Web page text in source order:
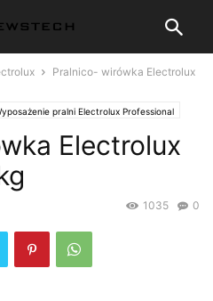
Pralnico- wirówka Electrolux
pralni Electrolux Professional
Electrolux
0
1035